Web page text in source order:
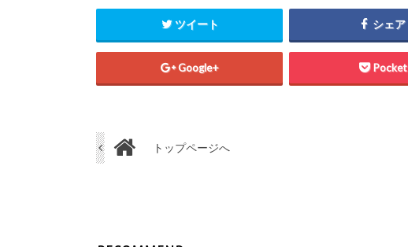
ツイート シェア
Google+ Pocket
トップページへ